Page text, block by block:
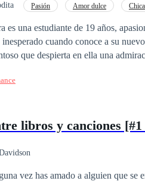
Pasión Amor dulce
es una estudiante de 19 años,
inesperado cuando conoce a su
que despierta en ella una
libros y canciones
vez has amado a alguien que se